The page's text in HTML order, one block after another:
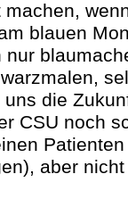
blauen
die
CSU noch
aber